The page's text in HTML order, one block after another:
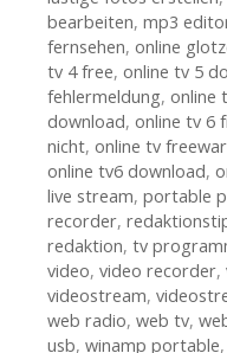
bearbeiten, mp3
fernsehen, online
tv 4 free, online tv 5
fehlermeldung, online
download, online tv 6
nicht, online tv
online tv6 download,
live stream, portable
recorder,
redaktion, tv
video, video recorder,
videostream,
web radio, web tv,
usb, winamp portable,